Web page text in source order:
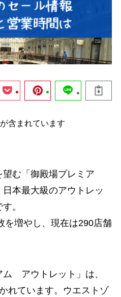
含まれています
む「御殿場プレミア
本最大級のアウトレッ
。
を増やし、現在は290店舗
ム アウトレット」は、
れています。ウエストゾ